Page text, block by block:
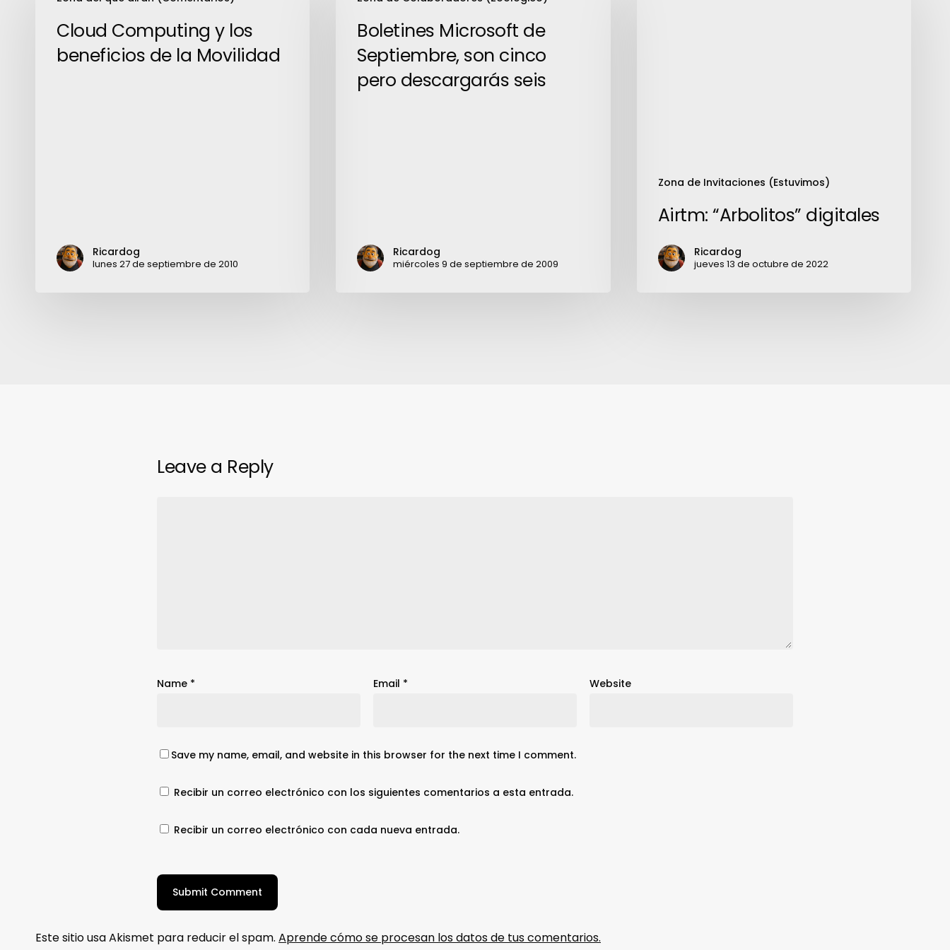
Computing
beneficios
Cloud Computing y los
beneficios de la Movilidad
Ricardog
lunes 27 de septiembre de 2010
Microsoft
Septiembre,
cinco
Boletines Microsoft de
Septiembre, son cinco
pero descargarás seis
Ricardog
miércoles 9 de septiembre de 2009
Zona de Invitaciones (Estuvimos)
Airtm: “Arbolitos” digitales
Ricardog
jueves 13 de octubre de 2022
Leave a Reply
Name * Email * Website
Save my name, email, and website in this browser for the next time I comment.
Recibir un correo electrónico con los siguientes comentarios a esta entrada.
Recibir un correo electrónico con cada nueva entrada.
Este sitio usa Akismet para reducir el spam. Aprende cómo se procesan los datos de tus comentarios.